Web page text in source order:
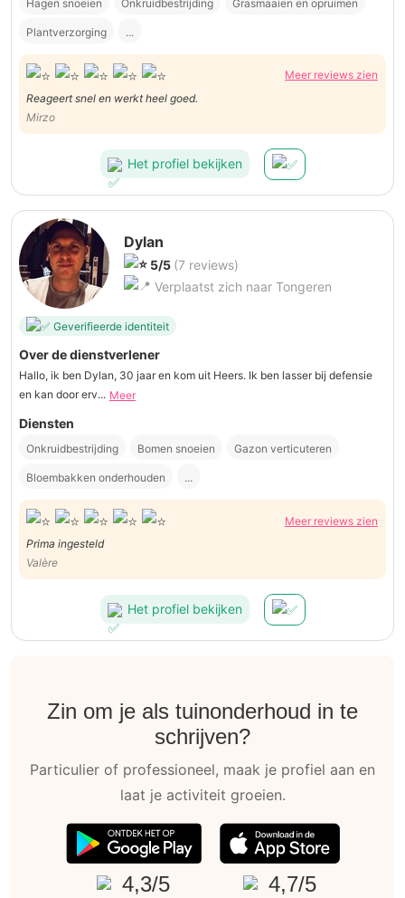
Hagen snoeien Onkruidbestrijding Grasmaaien en opruimen
Plantverzorging ...
Meer reviews zien
Reageert snel en werkt heel goed.
Mirzo
Het profiel bekijken
Dylan
5/5 (7 reviews)
Verplaatst zich naar Tongeren
Geverifieerde identiteit
Over de dienstverlener
Hallo, ik ben Dylan, 30 jaar en kom uit Heers. Ik ben lasser bij defensie
en kan door erv... Meer
Diensten
Onkruidbestrijding Bomen snoeien Gazon verticuteren
Bloembakken onderhouden ...
Meer reviews zien
Prima ingesteld
Valère
Het profiel bekijken
Zin om je als tuinonderhoud in te
schrijven?
Particulier of professioneel, maak je profiel aan en
laat je activiteit groeien.
4,3/5 4,7/5